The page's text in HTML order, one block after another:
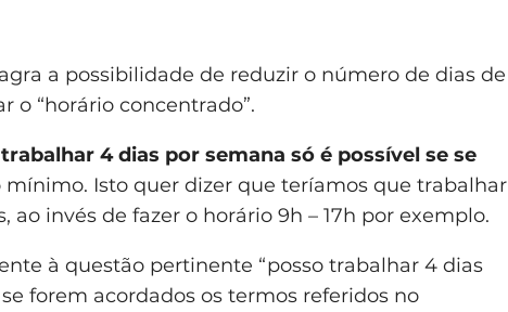
a possibilidade de reduzir o número de dias de
o “horário concentrado”.
trabalhar 4 dias por semana só é possível se se
mínimo. Isto quer dizer que teríamos que trabalhar
ao invés de fazer o horário 9h – 17h por exemplo.
à questão pertinente “posso trabalhar 4 dias
forem acordados os termos referidos no